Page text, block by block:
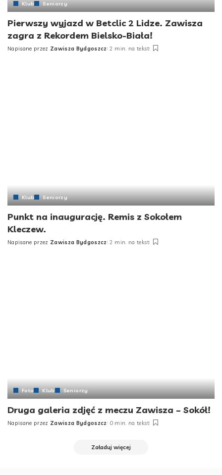
Klub Seniorzy
Pierwszy wyjazd w Betclic 2 Lidze. Zawisza
zagra z Rekordem Bielsko-Biała!
Napisane przez Zawisza Bydgoszcz 2 min. na tekst
Klub Seniorzy
Punkt na inaugurację. Remis z Sokołem
Kleczew.
Napisane przez Zawisza Bydgoszcz 2 min. na tekst
Foto Klub Seniorzy
Druga galeria zdjęć z meczu Zawisza – Sokół!
Napisane przez Zawisza Bydgoszcz 0 min. na tekst
Załaduj więcej